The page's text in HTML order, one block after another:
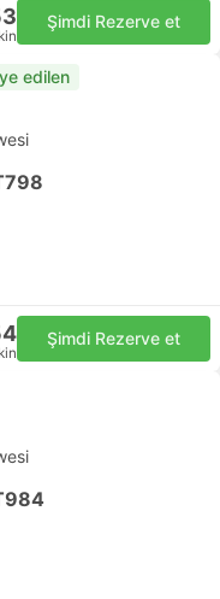
Şimdi Rezerve et
edilen
Şimdi Rezerve et